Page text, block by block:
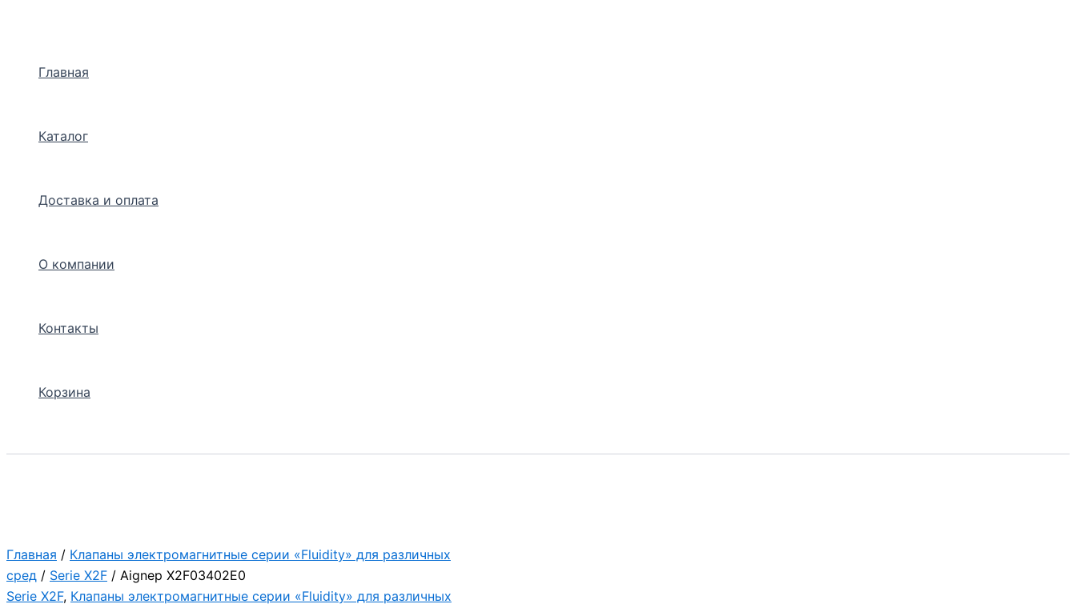
Главная
Каталог
Доставка и оплата
О компании
Контакты
Корзина
Главная / Клапаны электромагнитные серии «Fluidity» для различных
сред / Serie X2F / Aignep X2F03402E0
Serie X2F, Клапаны электромагнитные серии «Fluidity» для различных